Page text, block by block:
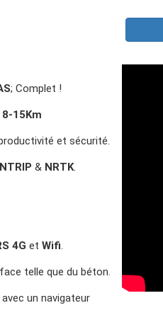
; Complet !
8-15Km
et sécurité.
NTRIP & NRTK.
4G et Wifi.
telle que du béton.
un navigateur